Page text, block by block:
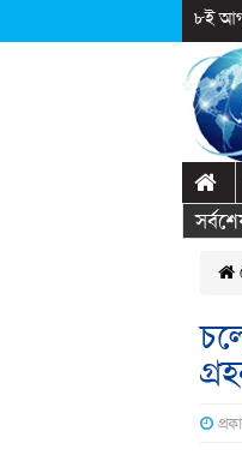
৮ই
স্কুলে দুপ্রক’র অনুষ্ঠান: